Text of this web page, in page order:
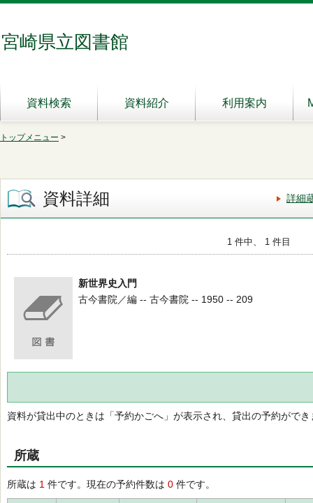
宮崎県立図書館
資料検索 資料紹介 利用案内
トップメニュー >
資料詳細 詳細
1 件中、 1 件目
新世界史入門
古今書院／編 -- 古今書院 -- 1950 -- 209
資料が貸出中のときは「予約かごへ」が表示され、貸出の予約ができ
所蔵
所蔵は 1 件です。現在の予約件数は 0 件です。